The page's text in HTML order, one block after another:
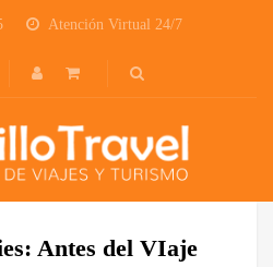
Atención Virtual 24/7
Antes del VIaje